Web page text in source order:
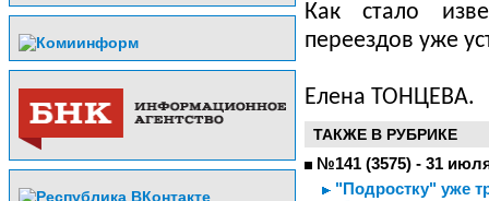
Как стало
переездов уже
Елена ТОНЦЕВА.
ТАКЖЕ В РУБРИКЕ
№141 (3575) - 31
"Подростку" уже